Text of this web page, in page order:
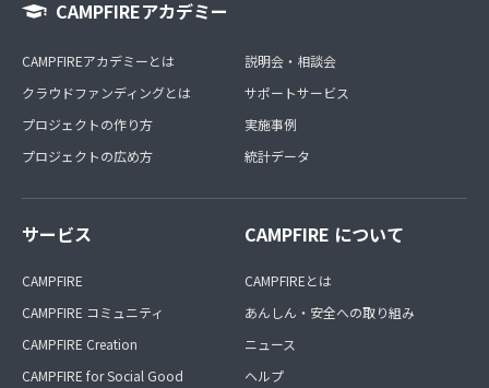
CAMPFIREアカデミー
CAMPFIREアカデミーとは
クラウドファンディングとは
プロジェクトの作り方
プロジェクトの広め方
説明会・相談会
サポートサービス
実施事例
統計データ
サービス
CAMPFIRE
CAMPFIRE コミュニティ
CAMPFIRE Creation
CAMPFIRE for Social Good
CAMPFIRE について
CAMPFIREとは
あんしん・安全への取り組み
ニュース
ヘルプ